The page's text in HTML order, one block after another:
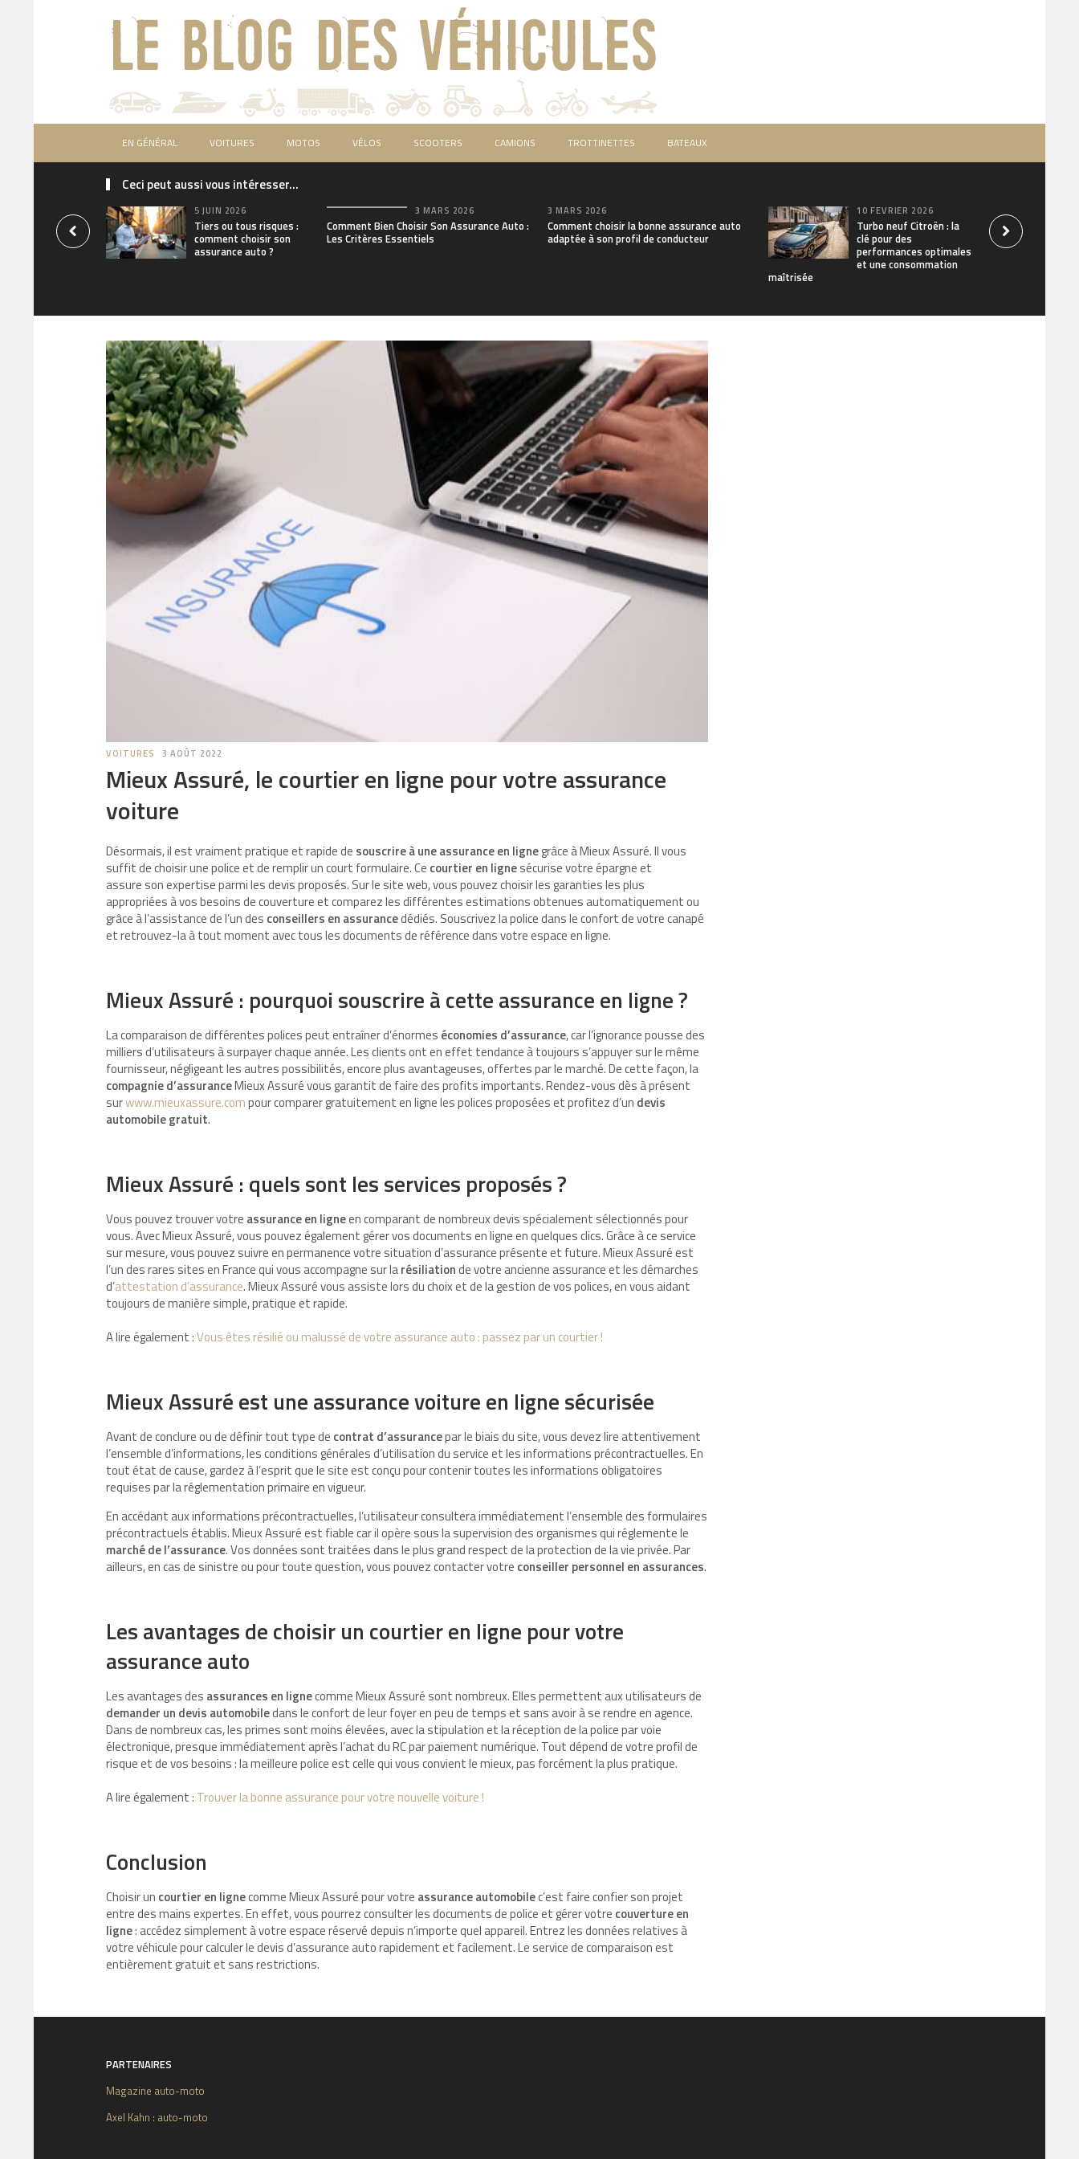
EN GÉNÉRAL VOITURES MOTOS VÉLOS SCOOTERS CAMIONS TROTTINETTES BATEAUX
Ceci peut aussi vous intéresser...
5 JUIN 2026
Tiers ou tous risques :
comment choisir son
assurance auto ?
3 MARS 2026
Comment Bien Choisir Son Assurance Auto :
Les Critères Essentiels
3 MARS 2026
Comment choisir la bonne assurance auto
adaptée à son profil de conducteur
10 FÉVRIER 2026
Turbo neuf Citroën : la
clé pour des
performances optimales
et une consommation
maîtrisée
VOITURES 3 AOÛT 2022
Mieux Assuré, le courtier en ligne pour votre assurance
voiture
Désormais, il est vraiment pratique et rapide de souscrire à une assurance en lignegrâce à Mieux Assuré. Il vous
suffit de choisir une police et de remplir un court formulaire. Ce courtier en lignesécurise votre épargne et
assure son expertise parmi les devis proposés. Sur le site web, vous pouvez choisir les garanties les plus
appropriées à vos besoins de couverture et comparez les différentes estimations obtenues automatiquement ou
grâce à l’assistance de l’un des conseillers en assurancedédiés. Souscrivez la police dans le confort de votre canapé
et retrouvez-la à tout moment avec tous les documents de référence dans votre espace en ligne.
Mieux Assuré : pourquoi souscrire à cette assurance en ligne ?
La comparaison de différentes polices peut entraîner d’énormes économies d’assurance, car l’ignorance pousse des
milliers d’utilisateurs à surpayer chaque année. Les clients ont en effet tendance à toujours s’appuyer sur le même
fournisseur, négligeant les autres possibilités, encore plus avantageuses, offertes par le marché. De cette façon, la
compagnie d’assuranceMieux Assuré vous garantit de faire des profits importants. Rendez-vous dès à présent
surwww.mieuxassure.compour comparer gratuitement en ligne les polices proposées et profitez d’un devis
automobile gratuit.
Mieux Assuré : quels sont les services proposés ?
Vous pouvez trouver votre assurance en ligneen comparant de nombreux devis spécialement sélectionnés pour
vous. Avec Mieux Assuré, vous pouvez également gérer vos documents en ligne en quelques clics. Grâce à ce service
sur mesure, vous pouvez suivre en permanence votre situation d’assurance présente et future. Mieux Assuré est
l’un des rares sites en France qui vous accompagne sur larésiliationde votre ancienne assurance et les démarches
d’attestation d’assurance. Mieux Assuré vous assiste lors du choix et de la gestion de vos polices, en vous aidant
toujours de manière simple, pratique et rapide.
A lire également :Vous êtes résilié ou malussé de votre assurance auto : passez par un courtier !
Mieux Assuré est une assurance voiture en ligne sécurisée
Avant de conclure ou de définir tout type de contrat d’assurancepar le biais du site, vous devez lire attentivement
l’ensemble d’informations, les conditions générales d’utilisation du service et les informations précontractuelles. En
tout état de cause, gardez à l’esprit que le site est conçu pour contenir toutes les informations obligatoires
requises par la réglementation primaire en vigueur.
En accédant aux informations précontractuelles, l’utilisateur consultera immédiatement l’ensemble des formulaires
précontractuels établis. Mieux Assuré est fiable car il opère sous la supervision des organismes qui réglemente le
marché de l’assurance. Vos données sont traitées dans le plus grand respect de la protection de la vie privée. Par
ailleurs, en cas de sinistre ou pour toute question, vous pouvez contacter votre conseiller personnel en assurances.
Les avantages de choisir un courtier en ligne pour votre
assurance auto
Les avantages des assurances en lignecomme Mieux Assuré sont nombreux. Elles permettent aux utilisateurs de
demander un devis automobiledans le confort de leur foyer en peu de temps et sans avoir à se rendre en agence.
Dans de nombreux cas, les primes sont moins élevées, avec la stipulation et la réception de la police par voie
électronique, presque immédiatement après l’achat du RC par paiement numérique. Tout dépend de votre profil de
risque et de vos besoins : la meilleure police est celle qui vous convient le mieux, pas forcément la plus pratique.
A lire également : Trouver la bonne assurance pour votre nouvelle voiture !
Conclusion
Choisir un courtier en lignecomme Mieux Assuré pour votre assurance automobilec’est faire confier son projet
entre des mains expertes. En effet, vous pourrez consulter les documents de police et gérer votre couverture en
ligne: accédez simplement à votre espace réservé depuis n’importe quel appareil. Entrez les données relatives à
votre véhicule pour calculer le devis d’assurance auto rapidement et facilement. Le service de comparaison est
entièrement gratuit et sans restrictions.
PARTENAIRES
Magazine auto-moto
Axel Kahn : auto-moto